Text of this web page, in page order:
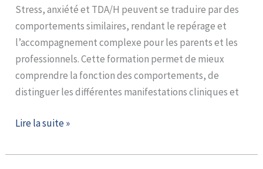
Stress, anxiété et TDA/H peuvent se traduire par des
comportements similaires, rendant le repérage et
l’accompagnement complexe pour les parents et les
professionnels. Cette formation permet de mieux
comprendre la fonction des comportements, de
distinguer les différentes manifestations cliniques et
Lire la suite »